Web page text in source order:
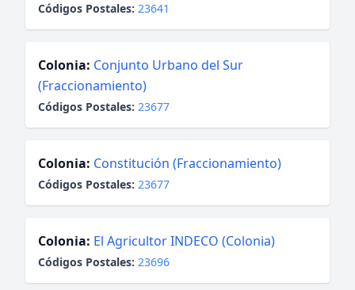
Códigos Postales: 23641
Colonia: Conjunto Urbano del Sur
(Fraccionamiento)
Códigos Postales: 23677
Colonia: Constitución (Fraccionamiento)
Códigos Postales: 23677
Colonia: El Agricultor INDECO (Colonia)
Códigos Postales: 23696